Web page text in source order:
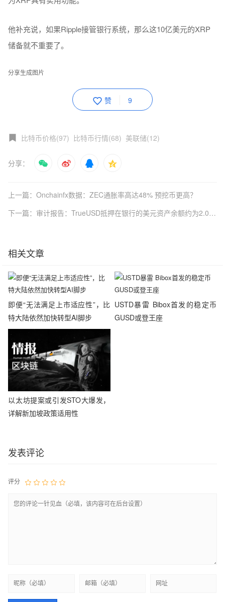
他补充说，如果Ripple接管银行系统，那么这10亿美元的XRP
储备就不重要了。
分享生成图片
赞 9
比特币价格(97) 比特币行情(68) 美联储(12)
分享：
上一篇：Onchainfx数据：ZEC通胀率高达48% 预挖币更高？
下一篇：审计报告：TrueUSD抵押在银行的美元资产余额约为2.07亿美元
相关文章
即便“无法满足上市适应性”，比
特大陆依然加快转型AI脚步
USTD暴雷 Bibox首发的稳定币
GUSD或登王座
以太坊提案或引发STO大爆发，
详解新加坡政策适用性
发表评论
评分